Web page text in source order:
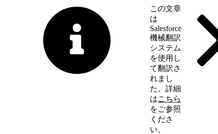
この文章
は
Salesforce
機械翻訳
システム
を使用し
て翻訳さ
れまし
た。詳細
はこちら
をご参照
くださ
い。